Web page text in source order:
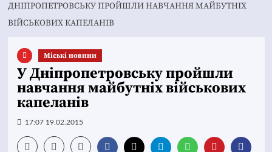
ДНІПРОПЕТРОВСЬКУ ПРОЙШЛИ НАВЧАННЯ МАЙБУТНІХ
ВІЙСЬКОВИХ КАПЕЛАНІВ
Mіські новини
У Дніпропетровську пройшли
навчання майбутніх військових
капеланів
17:07 19.02.2015